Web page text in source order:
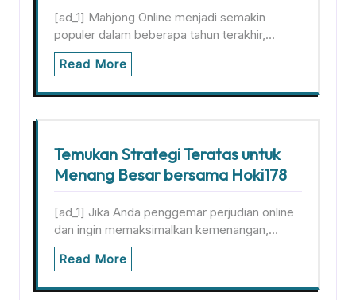
[ad_1] Mahjong Online menjadi semakin
populer dalam beberapa tahun terakhir,…
Read More
Temukan Strategi Teratas untuk
Menang Besar bersama Hoki178
[ad_1] Jika Anda penggemar perjudian online
dan ingin memaksimalkan kemenangan,…
Read More